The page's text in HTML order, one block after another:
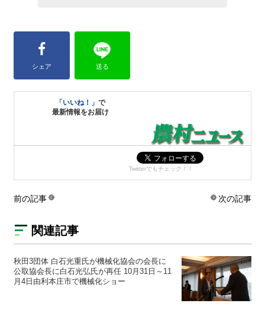
シェア 送る
「いいね！」で
最新情報をお届け
Twitterでもチェック！！
前の記事 次の記事
関連記事
秋田3団体 白石光重氏が機械化協会の会長に
公取協会長に白石光弘氏が再任 10月31日～11
月4日由利本庄市で機械化ショー